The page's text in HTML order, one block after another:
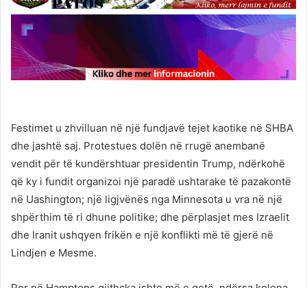
Festimet u zhvilluan në një fundjavë tejet kaotike në SHBA
dhe jashtë saj. Protestues dolën në rrugë anembanë
vendit për të kundërshtuar presidentin Trump, ndërkohë
që ky i fundit organizoi një paradë ushtarake të pazakontë
në Uashington; një ligjvënës nga Minnesota u vra në një
shpërthim të ri dhune politike; dhe përplasjet mes Izraelit
dhe Iranit ushqyen frikën e një konflikti më të gjerë në
Lindjen e Mesme.